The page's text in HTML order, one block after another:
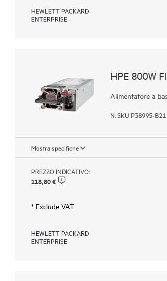
HEWLETT PACKARD
ENTERPRISE
HPE 800W
Alimentatore a
N. SKU P38995-B21
Mostra specifiche
PREZZO INDICATIVO:
118,80 €
* Exclude VAT
HEWLETT PACKARD
ENTERPRISE